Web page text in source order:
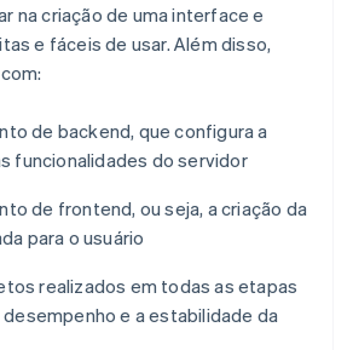
na criação de uma interface e
e fáceis de usar. Além disso,
de backend, que configura a
funcionalidades do servidor
de frontend, ou seja, a criação da
para o usuário
realizados em todas as etapas
e a estabilidade da